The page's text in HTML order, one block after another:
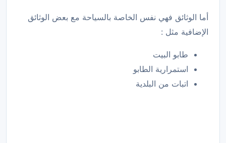
أما الوثائق فهي نفس الخاصة بالسياحة مع بعض الوثائق
الإضافية مثل :
طابو البيت
استمرارية الطابو
اتبات من البلدية